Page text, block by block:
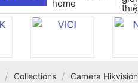
/ Collections / Camera Hikvision